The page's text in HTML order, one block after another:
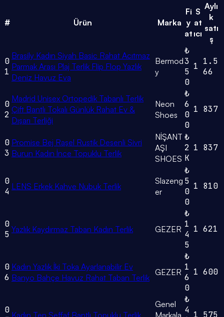
# Ürün Marka
Fi
y
at
S
at
ıcı
Aylı
k
satı
ş
0
1
Brasily Kadın Siyah Basic Rahat Acıtmaz
Parmak Arası Plaj Terlik Flip Flop Yazlık
Deniz Havuz Eva
Bermod
y
₺
3
5
0
1 1.5
66
0
2
Madrid Unisex Ortopedik Tabanlı Terlik
Çift Bantlı Tokalı Günlük Rahat Ev &
Dışarı Terliği
Neon
Shoes
₺
6
0
0
1 837
0
3
Promise Bej Raşel Rustik Desenli Sivri
Burun Kadın İnce Topuklu Terlik
NİŞANT
AŞI
SHOES
₺
2
K
1 837
0
4 LENS Erkek Kahve Nubuk Terlik
Slazeng
er
₺
5
0
0
1 810
0
5 Yazlık Kaydırmaz Taban Kadın Terlik GEZER
₺
1
4
5
1 621
0
6
Kadın Yazlık İki Toka Ayarlanabilir Ev
Banyo Bahçe Havuz Rahat Taban Terlik
GEZER
₺
1
6
0
1 600
0 Kadın Ten Şeffaf Bantlı Topuklu Terlik
Genel
Markala
₺
4 1 575